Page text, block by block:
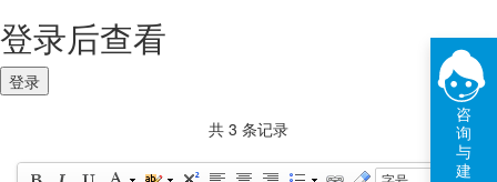
登录后查看
登录
共 3 条记录
咨
询
与
建